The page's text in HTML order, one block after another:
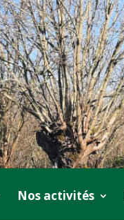
Nos activités